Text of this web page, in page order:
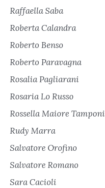
Raffaella Saba
Roberta Calandra
Roberto Benso
Roberto Paravagna
Rosalia Pagliarani
Rosaria Lo Russo
Rossella Maiore Tamponi
Rudy Marra
Salvatore Orofino
Salvatore Romano
Sara Cacioli